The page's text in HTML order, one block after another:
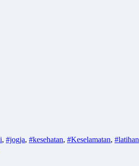
, #jogja, #kesehatan, #Keselamatan, #latihan